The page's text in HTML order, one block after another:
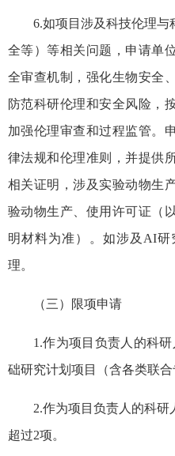
6.如项目涉及科技伦理
全等）等相关问题，申请单
全审查机制，强化生物安全
防范科研伦理和安全风险，
加强伦理审查和过程监管。
律法规和伦理准则，并提供
相关证明，涉及实验动物生
验动物生产、使用许可证（
明材料为准）。如涉及AI
理。
（三）限项申请
1.作为项目负责人的科
础研究计划项目（含各类联合
2.作为项目负责人的科
超过2项。